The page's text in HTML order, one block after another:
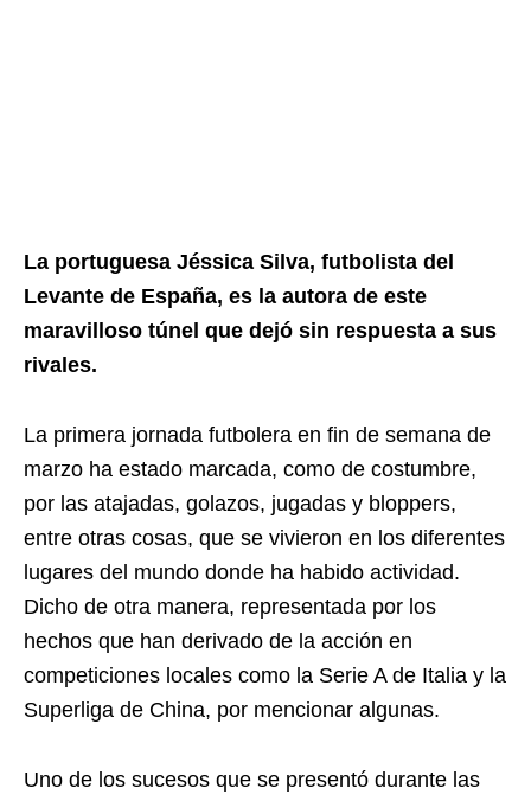
La portuguesa Jéssica Silva, futbolista del
Levante de España, es la autora de este
maravilloso túnel que dejó sin respuesta a sus
rivales.
La primera jornada futbolera en fin de semana de
marzo ha estado marcada, como de costumbre,
por las atajadas, golazos, jugadas y bloppers,
entre otras cosas, que se vivieron en los diferentes
lugares del mundo donde ha habido actividad.
Dicho de otra manera, representada por los
hechos que han derivado de la acción en
competiciones locales como la Serie A de Italia y la
Superliga de China, por mencionar algunas.
Uno de los sucesos que se presentó durante las